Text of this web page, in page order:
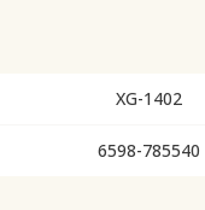
XG-1402
6598-785540